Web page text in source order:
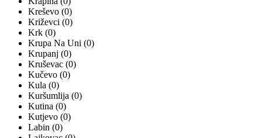
Kreševo (0)
Križevci (0)
Krk (0)
Krupa Na Uni (0)
Krupanj (0)
Kruševac (0)
Kučevo (0)
Kula (0)
Kuršumlija (0)
Kutina (0)
Kutjevo (0)
Labin (0)